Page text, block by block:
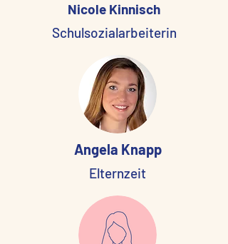
Nicole Kinnisch
Schulsozialarbeiterin
Angela Knapp
Elternzeit